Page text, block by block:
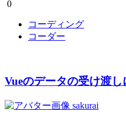
0
コーディング
コーダー
Vueのデータの受け渡
sakurai